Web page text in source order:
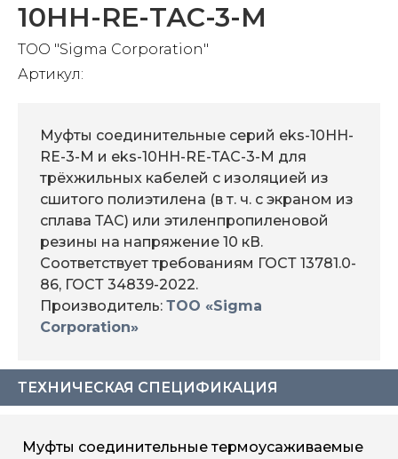
10HH-RE-ТАС-3-M
TOO "Sigma Corporation"
Артикул:
Муфты соединительные серий eks-10HH-
RE-3-M и eks-10HH-RE-ТАС-3-M для
трёхжильных кабелей с изоляцией из
сшитого полиэтилена (в т. ч. с экраном из
сплава ТАС) или этиленпропиленовой
резины на напряжение 10 кВ.
Соответствует требованиям ГОСТ 13781.0-
86, ГОСТ 34839-2022.
Производитель: ТОО «Sigma
Corporation»
ТЕХНИЧЕСКАЯ СПЕЦИФИКАЦИЯ
Муфты соединительные термоусаживаемые